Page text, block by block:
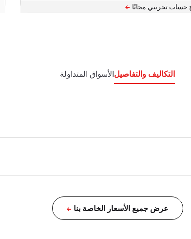
التكاليف والتفاصيلالأسواق المتداولة